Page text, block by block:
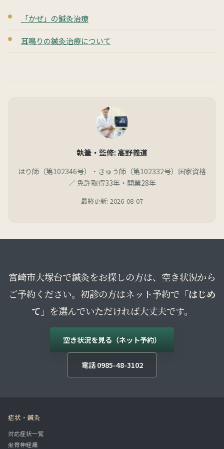
「かぜ」の鍼灸治療
耳鳴りの鍼灸治療について
執筆・監修: 高野義道
はり師（第102346号）・きゅう師（第102332号）国家資格
／ 免許取得33年・開業28年
最終更新: 2026-08-07
宮崎市大塚台で鍼灸をお探しの方は、空き状況から
ご予約ください。初診の方はネット予約で 「はじめ
て」 を選んでいただければ大丈夫です。
空き状況を見る（ネット予約）
電話 0985-48-3102
症状・鍼灸
対応症状一覧
坐骨神経痛